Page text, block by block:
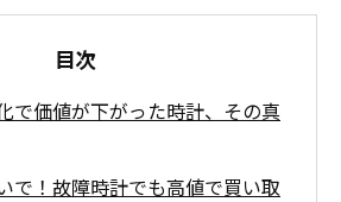
目次
で価値が下がった時計、その真
で！故障時計でも高値で買い取